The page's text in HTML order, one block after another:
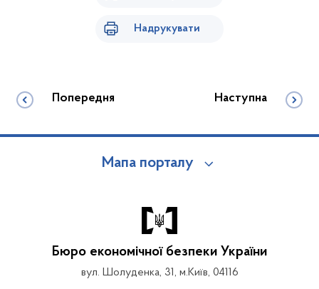
Надрукувати
Попередня Наступна
Мапа порталу
Бюро економічної безпеки України
вул. Шолуденка, 31, м.Київ, 04116